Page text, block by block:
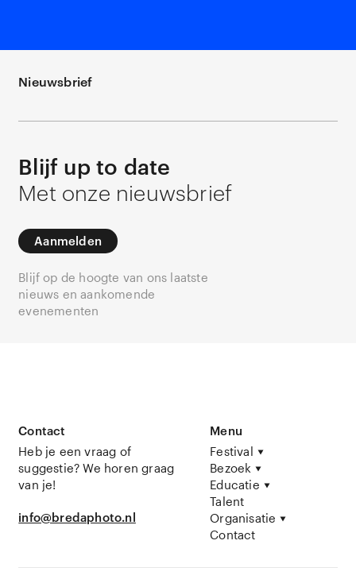
Nieuwsbrief
Blijf up to date
Met onze nieuwsbrief
Aanmelden
Blijf op de hoogte van ons laatste
nieuws en aankomende
evenementen
Contact
Heb je een vraag of
suggestie? We horen graag
van je!
info@bredaphoto.nl
Menu
Festival
Bezoek
Educatie
Talent
Organisatie
Contact